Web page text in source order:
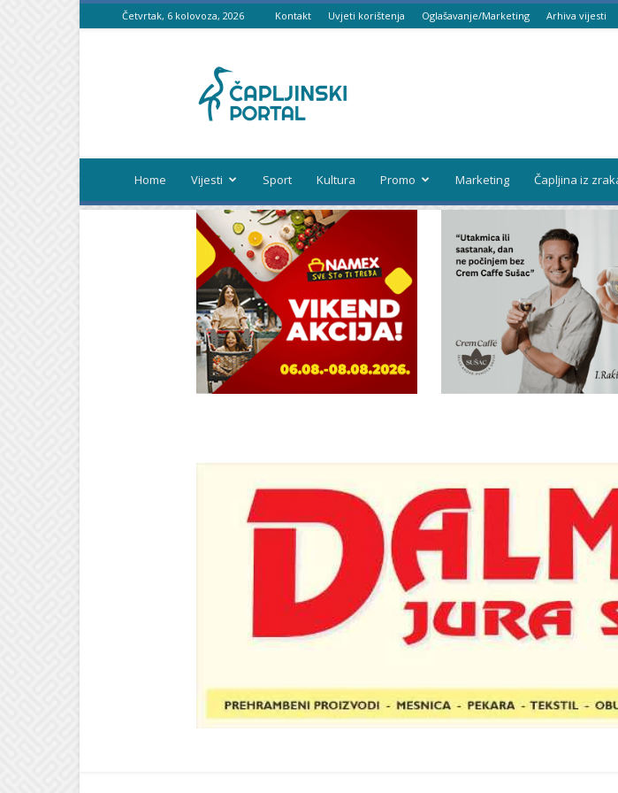
Četvrtak, 6 kolovoza, 2026 Kontakt Uvjeti korištenja Oglašavanje/Marketing Arhiva vijesti
portal
Home Vijesti Sport Kultura Promo Marketing Čapljina iz